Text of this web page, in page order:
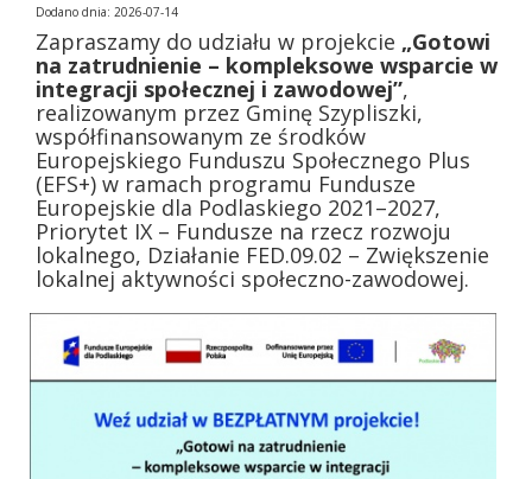
Dodano dnia: 2026-07-14
Zapraszamy do udziału w projekcie „Gotowi
na zatrudnienie – kompleksowe wsparcie w
integracji społecznej i zawodowej”,
realizowanym przez Gminę Szypliszki,
współfinansowanym ze środków
Europejskiego Funduszu Społecznego Plus
(EFS+) w ramach programu Fundusze
Europejskie dla Podlaskiego 2021–2027,
Priorytet IX – Fundusze na rzecz rozwoju
lokalnego, Działanie FED.09.02 – Zwiększenie
lokalnej aktywności społeczno-zawodowej.